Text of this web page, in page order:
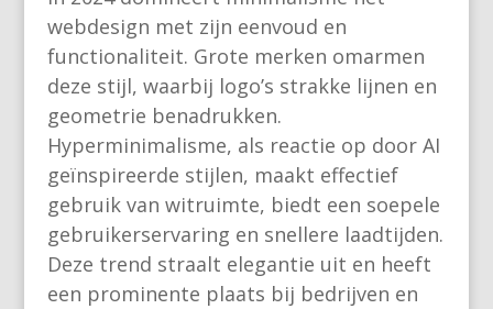
webdesign met zijn eenvoud en
functionaliteit. Grote merken omarmen
deze stijl, waarbij logo’s strakke lijnen en
geometrie benadrukken.
Hyperminimalisme, als reactie op door AI
geïnspireerde stijlen, maakt effectief
gebruik van witruimte, biedt een soepele
gebruikerservaring en snellere laadtijden.
Deze trend straalt elegantie uit en heeft
een prominente plaats bij bedrijven en